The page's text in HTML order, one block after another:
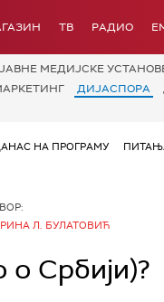
ТВ РАДИО
МЕДИЈСКЕ
ДИЈАСПОРА
НА ПРОГРАМУ
Л. БУЛАТОВИЋ
о Србији)?